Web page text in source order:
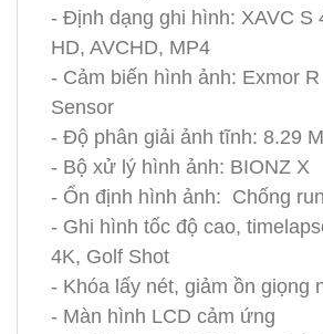
- Định dạng ghi hình: XAVC S
HD, AVCHD, MP4
- Cảm biến hình ảnh: Exmor
Sensor
- Độ phân giải ảnh tĩnh: 8.29
- Bộ xử lý hình ảnh: BIONZ X
- Ổn định hình ảnh: Chống
- Ghi hình tốc độ cao,
4K, Golf Shot
- Khóa lấy nét, giảm ồn giọng
- Màn hình LCD cảm ứng